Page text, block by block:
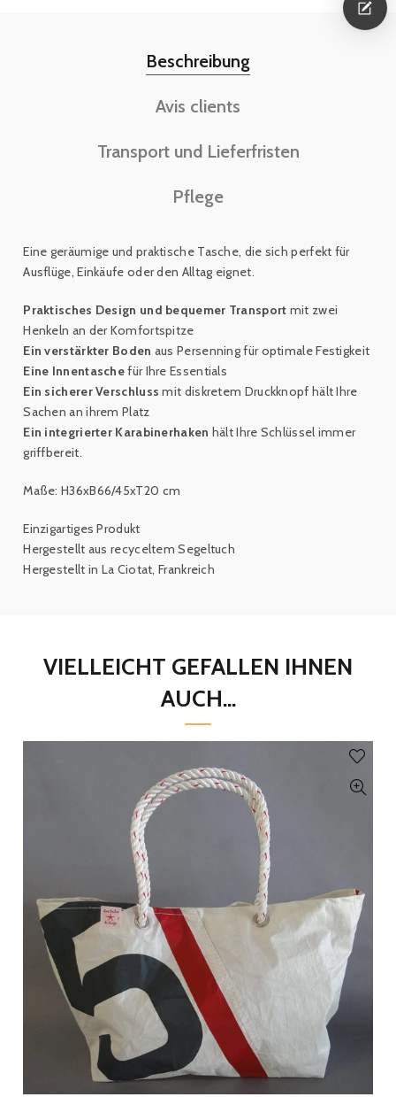
Beschreibung
Avis clients
Transport und Lieferfristen
Pflege
Eine geräumige und praktische Tasche, die sich perfekt für
Ausflüge, Einkäufe oder den Alltag eignet.
Praktisches Design und bequemer Transport mit zwei
Henkeln an der Komfortspitze
Ein verstärkter Boden aus Persenning für optimale Festigkeit
Eine Innentaschefür Ihre Essentials
Ein sicherer Verschluss mit diskretem Druckknopf hält Ihre
Sachen an ihrem Platz
Ein integrierter Karabinerhaken hält Ihre Schlüssel immer
griffbereit.
Maße: H36xB66/45xT20 cm
Einzigartiges Produkt
Hergestellt aus recyceltem Segeltuch
Hergestellt in La Ciotat, Frankreich
VIELLEICHT GEFALLEN IHNEN
AUCH...